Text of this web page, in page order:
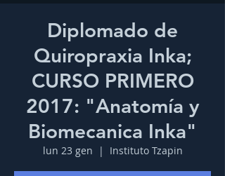
Diplomado de
Quiropraxia Inka;
CURSO PRIMERO
2017: "Anatomía y
Biomecanica Inka"
lun 23 gen
  |
Instituto Tzapin